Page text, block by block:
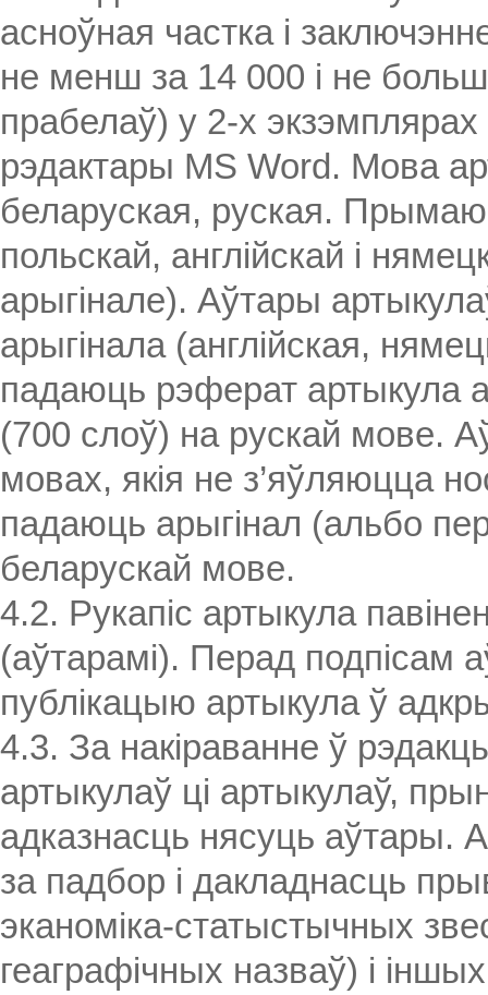
асноўная частка і
не менш за 14 000 і не
прабелаў) у 2-х
рэдактары MS Word. Мова
беларуская, руская.
польскай, англійскай і
арыгінале). Аўтары
арыгінала (англійская,
падаюць рэферат артыкула
(700 слоў) на рускай мове.
мовах, якія не з’яўляюцца
падаюць арыгінал (альбо
беларускай мове.
4.2. Рукапіс артыкула
(аўтарамі). Перад подпісам
публікацыю артыкула ў
4.3. За накіраванне ў
артыкулаў ці артыкулаў,
адказнасць нясуць аўтары.
за падбор і дакладнасць
эканоміка-статыстычных
геаграфічных назваў) і